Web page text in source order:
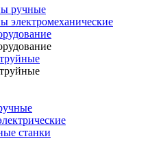
ручные
электромеханические
станки